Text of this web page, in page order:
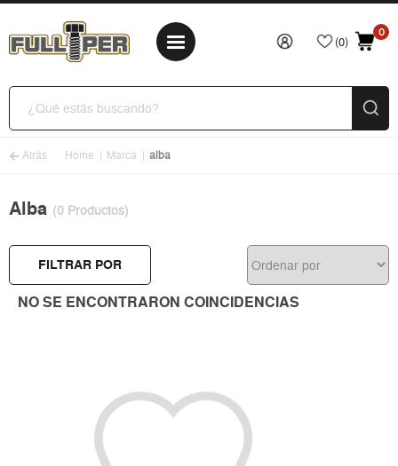
(0)
0
Atrás Home Marca alba
Alba (0 Productos)
FILTRAR POR
NO SE ENCONTRARON COINCIDENCIAS